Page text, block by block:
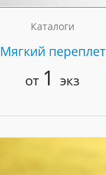
Каталоги
Мягкий переплет
от 1 экз